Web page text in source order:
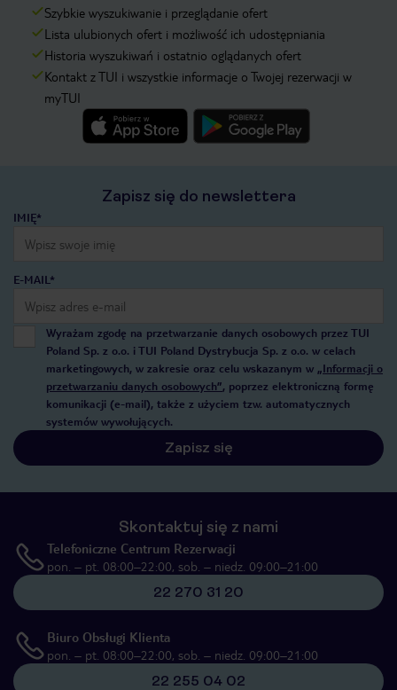
Szybkie wyszukiwanie i przeglądanie ofert
Lista ulubionych ofert i możliwość ich udostępniania
Historia wyszukiwań i ostatnio oglądanych ofert
Kontakt z TUI i wszystkie informacje o Twojej rezerwacji w
myTUI
Zapisz się do newslettera
IMIĘ*
E-MAIL*
Wyrażam zgodę na przetwarzanie danych osobowych przez TUI
Poland Sp. z o.o. i TUI Poland Dystrybucja Sp. z o.o. w celach
marketingowych, w zakresie oraz celu wskazanym w „Informacji o
przetwarzaniu danych osobowych”, poprzez elektroniczną formę
komunikacji (e-mail), także z użyciem tzw. automatycznych
systemów wywołujących.
Zapisz się
Skontaktuj się z nami
Telefoniczne Centrum Rezerwacji
pon. – pt. 08:00–22:00, sob. – niedz. 09:00–21:00
22 270 31 20
Biuro Obsługi Klienta
pon. – pt. 08:00–22:00, sob. – niedz. 09:00–21:00
22 255 04 02